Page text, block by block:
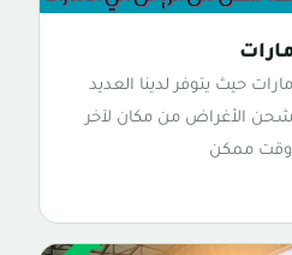
حيث يتوفر لدينا العديد
الأغراض من مكان لآخر
وقت ممكن